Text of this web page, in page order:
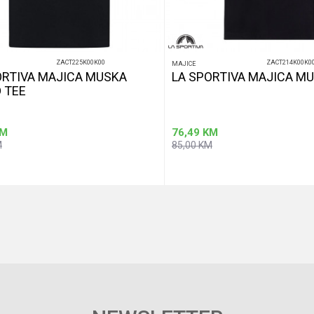
ZACT225K00K00
MAJICA MUSKA
TEE
MAJICE ZACT214K00K00
LA SPORTIVA MAJICA
76,49 KM
85,00KM